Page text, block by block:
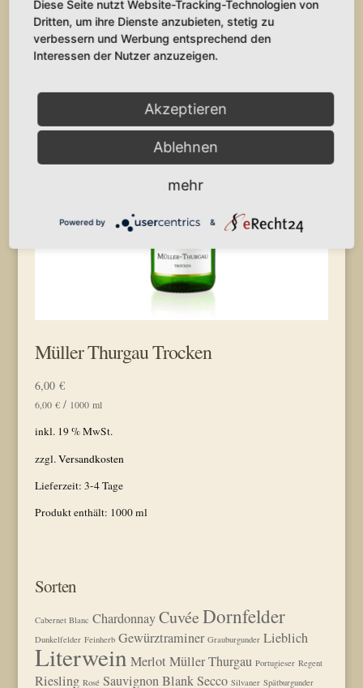
Müller Thurgau Trocken
6,00 €
6,00 €/ 1000 ml
inkl. 19 % MwSt.
zzgl. Versandkosten
Lieferzeit: 3-4 Tage
Produkt enthält: 1000ml
Sorten
Cabernet Blanc Chardonnay CuvéeDornfelder
Dunkelfelder Feinherb Gewürztraminer Grauburgunder Lieblich
Literwein Merlot Müller Thurgau Portugieser Regent
Riesling Rosé Sauvignon Blank Secco Silvaner Spätburgunder
Diese Seite nutzt Website-Tracking-Technologien von
Dritten, um ihre Dienste anzubieten, stetig zu
verbessern und Werbung entsprechend den
Interessen der Nutzer anzuzeigen.
Akzeptieren
Ablehnen
mehr
Powered by &